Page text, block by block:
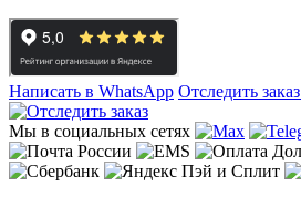
Написать в WhatsApp Отследить заказ
Мы в социальных сетях